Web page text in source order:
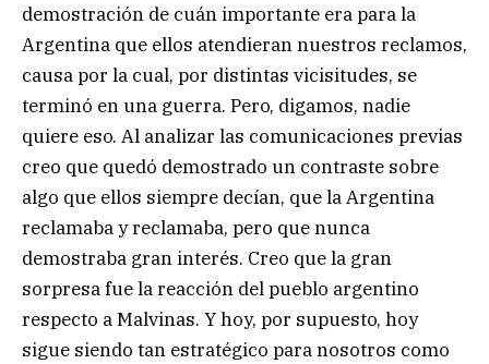
demostración de cuán importante era para la
Argentina que ellos atendieran nuestros reclamos,
causa por la cual, por distintas vicisitudes, se
terminó en una guerra. Pero, digamos, nadie
quiere eso. Al analizar las comunicaciones previas
creo que quedó demostrado un contraste sobre
algo que ellos siempre decían, que la Argentina
reclamaba y reclamaba, pero que nunca
demostraba gran interés. Creo que la gran
sorpresa fue la reacción del pueblo argentino
respecto a Malvinas. Y hoy, por supuesto, hoy
sigue siendo tan estratégico para nosotros como